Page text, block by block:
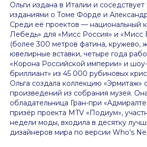
Ольги издана в Италии и соседствует
изданиями о Томе Форде и
Среди её проектов — национальный
Лебедь» для «Мисс Россия» и «Мисс
(более 300 метров фатина, кружево,
ювелирные вставки, четыре года
«Корона Российской империи» и
бриллиант» из 45 000 рубиновых
Ольга создала коллекцию «Эрмитаж»
произведений из собрания музея.
обладательница Гран-при
призёр проекта MTV «Подиум»,
недели моды, входила в десятку
дизайнеров мира по версии Who’s